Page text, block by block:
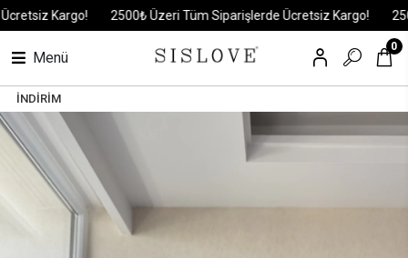
Kargo! 2500₺ Üzeri Tüm Siparişlerde Ücretsiz Kargo!
Menü
0
İNDİRİM